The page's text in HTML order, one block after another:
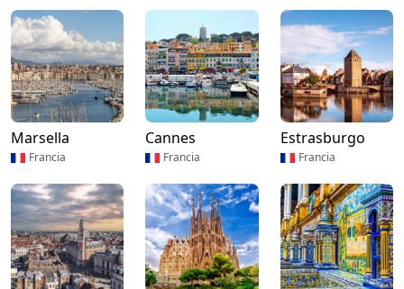
Marsella
Francia
Cannes
Francia
Estrasburgo
Francia